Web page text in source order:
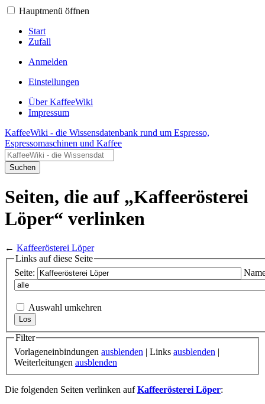
Hauptmenü öffnen
Start
Zufall
Anmelden
Einstellungen
Über KaffeeWiki
Impressum
KaffeeWiki - die Wissensdatenbank rund um Espresso,
Espressomaschinen und Kaffee
Suchen
Seiten, die auf „Kaffeerösterei
Löper“ verlinken
← Kaffeerösterei Löper
Links auf diese Seite
Seite:
Auswahl umkehren
Filter
Vorlageneinbindungen ausblenden | Links ausblenden |
Weiterleitungen ausblenden
Die folgenden Seiten verlinken aufKaffeerösterei Löper: